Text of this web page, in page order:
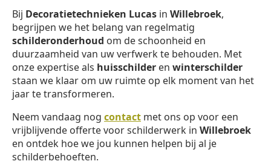
Bij Decoratietechnieken Lucas in Willebroek,
begrijpen we het belang van regelmatig
schilderonderhoud om de schoonheid en
duurzaamheid van uw verfwerk te behouden. Met
onze expertise als huisschilder en winterschilder
staan we klaar om uw ruimte op elk moment van het
jaar te transformeren.
Neem vandaag nog contact met ons op voor een
vrijblijvende offerte voor schilderwerk in Willebroek
en ontdek hoe we jou kunnen helpen bij al je
schilderbehoeften.